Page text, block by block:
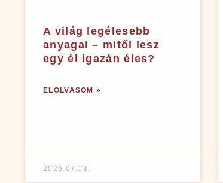
A világ legélesebb
anyagai – mitől lesz
egy él igazán éles?
ELOLVASOM »
2026.07.13.